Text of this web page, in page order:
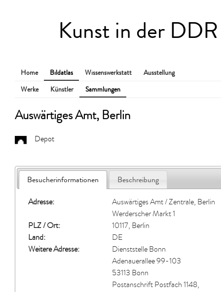
Kunst in der DDR
Home Bildatlas Wissenswerkstatt
Ausstellung
Werke
Künstler Sammlungen
Auswärtiges Amt, Berlin
Depot
Besucherinformationen Beschreibung
Adresse:
Auswärtiges Amt / Zentrale, Berlin
Werderscher Markt 1
PLZ / Ort:
10117, Berlin
Land:
DE
Weitere Adresse:
Dienststelle Bonn
Adenauerallee 99-103
53113 Bonn
Postanschrift Postfach 1148,